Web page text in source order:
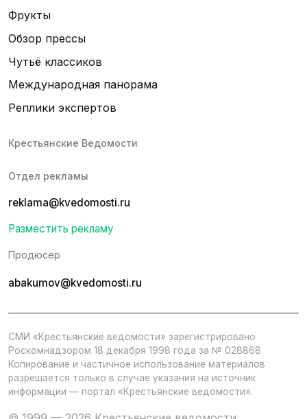
Фрукты
Обзор прессы
Чутьё классиков
Международная панорама
Реплики экспертов
Крестьянские Ведомости
Отдел рекламы
reklama@kvedomosti.ru
Разместить рекламу
Продюсер
abakumov@kvedomosti.ru
СМИ «Крестьянские ведомости» зарегистрировано
Роскомнадзором 18 декабря 1998 года за № 028868
Копирование и частичное использование материалов
разрешается только в случае указания на источник
информации — портал «Крестьянские ведомости».